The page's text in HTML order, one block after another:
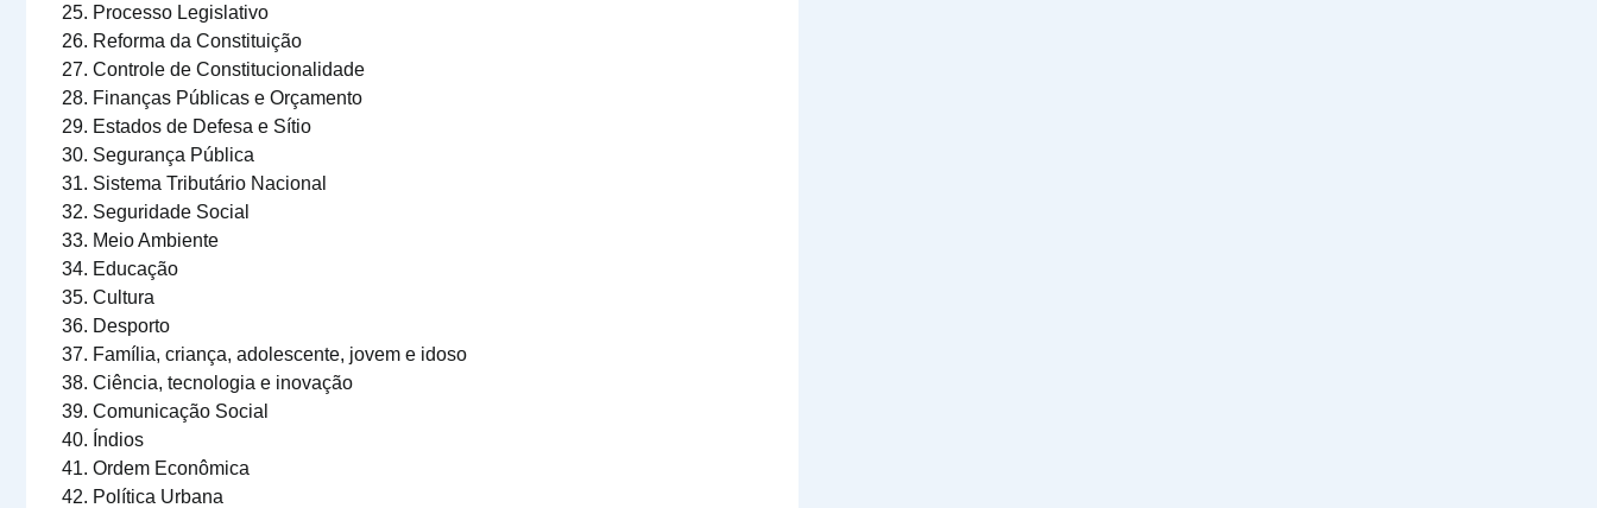
Processo Legislativo
Reforma da Constituição
Controle de Constitucionalidade
Finanças Públicas e Orçamento
Estados de Defesa e Sítio
Segurança Pública
Sistema Tributário Nacional
Seguridade Social
Meio Ambiente
Educação
Cultura
Desporto
Família, criança, adolescente, jovem e idoso
Ciência, tecnologia e inovação
Comunicação Social
Índios
Ordem Econômica
Política Urbana